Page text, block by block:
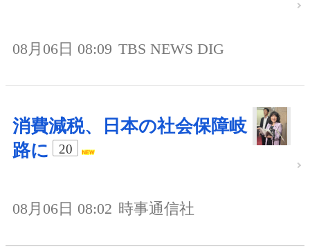
08月06日 08:09 TBS NEWS DIG
消費減税、日本の社会保障岐
路に
20
08月06日 08:02 時事通信社